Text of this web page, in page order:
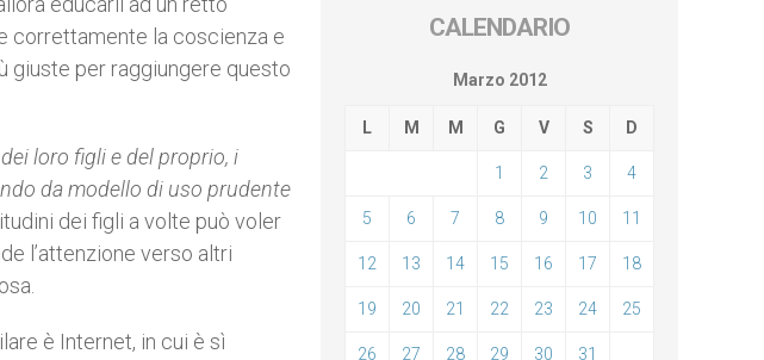
correttamente la coscienza e
giuste per raggiungere questo
loro figli e del proprio, i
da modello di uso prudente
dei figli a volte può voler
l’attenzione verso altri
è Internet, in cui è sì
CALENDARIO
Marzo 2012
L M M G V S D
1 2 3 4
5 6 7 8 9 10 11
12 13 14 15 16 17 18
19 20 21 22 23 24 25
26 27 28 29 30 31